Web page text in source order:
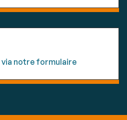
via notre formulaire